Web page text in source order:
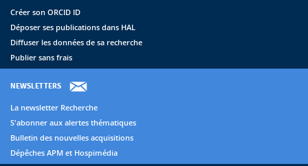
Créer son ORCID ID
Déposer ses publications dans HAL
Diffuser les données de sa recherche
Publier sans frais
NEWSLETTERS
La newsletter Recherche
S'abonner aux alertes thématiques
Bulletin des nouvelles acquisitions
Dépêches APM et Hospimédia